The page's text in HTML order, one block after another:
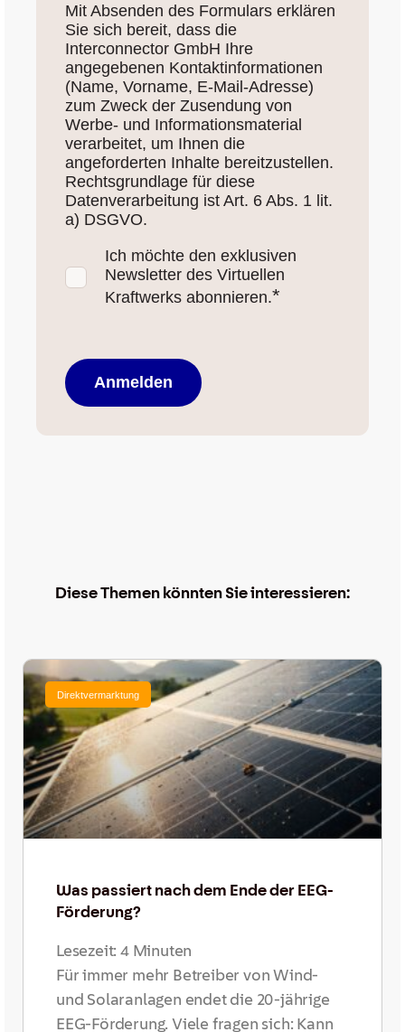
Mit Absenden des Formulars erklären
Sie sich bereit, dass die
Interconnector GmbH Ihre
angegebenen Kontaktinformationen
(Name, Vorname, E-Mail-Adresse)
zum Zweck der Zusendung von
Werbe- und Informationsmaterial
verarbeitet, um Ihnen die
angeforderten Inhalte bereitzustellen.
Rechtsgrundlage für diese
Datenverarbeitung ist Art. 6 Abs. 1 lit.
a) DSGVO.
Ich möchte den exklusiven
Newsletter des Virtuellen
Kraftwerks abonnieren.*
Diese Themen könnten Sie interessieren:
Direktvermarktung
Was passiert nach dem Ende der EEG-
Förderung?
Lesezeit: 4 Minuten
Für immer mehr Betreiber von Wind-
und Solaranlagen endet die 20-jährige
EEG-Förderung. Viele fragen sich: Kann